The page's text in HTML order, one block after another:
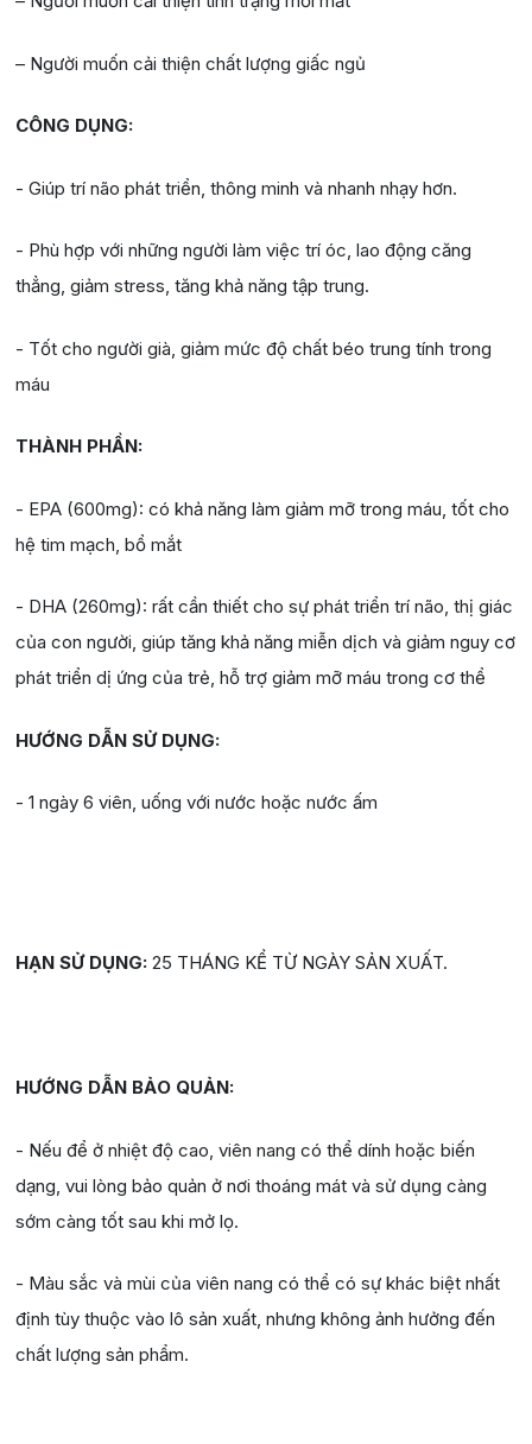
– Người muốn cải thiện chất lượng giấc ngủ
CÔNG DỤNG:
- Giúp trí não phát triển, thông minh và nhanh nhạy hơn.
- Phù hợp với những người làm việc trí óc, lao động căng
thẳng, giảm stress, tăng khả năng tập trung.
- Tốt cho người già, giảm mức độ chất béo trung tính trong
máu
THÀNH PHẦN:
- EPA (600mg): có khả năng làm giảm mỡ trong máu, tốt cho
hệ tim mạch, bổ mắt
- DHA (260mg): rất cần thiết cho sự phát triển trí não, thị giác
của con người, giúp tăng khả năng miễn dịch và giảm nguy cơ
phát triển dị ứng của trẻ, hỗ trợ giảm mỡ máu trong cơ thể
HƯỚNG DẪN SỬ DỤNG:
- 1 ngày 6 viên, uống với nước hoặc nước ấm
HẠN SỬ DỤNG:25 THÁNG KỂ TỪ NGÀY SẢN XUẤT.
HƯỚNG DẪN BẢO QUẢN:
- Nếu để ở nhiệt độ cao, viên nang có thể dính hoặc biến
dạng, vui lòng bảo quản ở nơi thoáng mát và sử dụng càng
sớm càng tốt sau khi mở lọ.
- Màu sắc và mùi của viên nang có thể có sự khác biệt nhất
định tùy thuộc vào lô sản xuất, nhưng không ảnh hưởng đến
chất lượng sản phẩm.